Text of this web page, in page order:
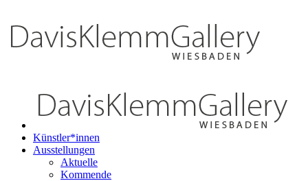
Künstler*innen
Ausstellungen
Aktuelle
Kommende